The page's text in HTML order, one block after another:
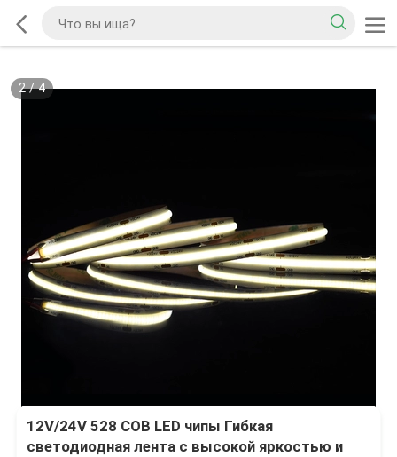
2/4
12V/24V 528 COB LED чипы Гибкая
светодиодная лента с высокой яркостью и